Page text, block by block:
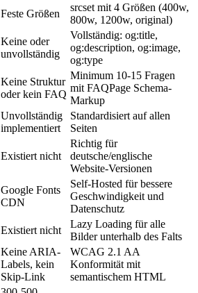
Feste Größen
srcset mit 4 Größen (400w,
800w, 1200w, original)
Keine oder
unvollständig
Vollständig: og:title,
og:description, og:image,
og:type
Keine Struktur
oder kein FAQ
Minimum 10-15 Fragen
mit FAQPage Schema-
Markup
Unvollständig
implementiert
Standardisiert auf allen
Seiten
Existiert nicht
Richtig für
deutsche/englische
Website-Versionen
Google Fonts
CDN
Self-Hosted für bessere
Geschwindigkeit und
Datenschutz
Existiert nicht
Lazy Loading für alle
Bilder unterhalb des Falts
Keine ARIA-
Labels, kein
Skip-Link
WCAG 2.1 AA
Konformität mit
semantischem HTML